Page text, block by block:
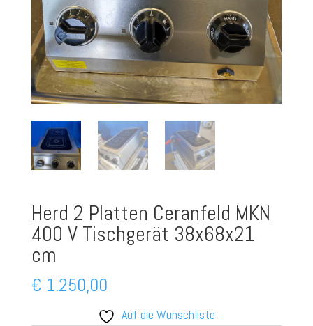
Herd 2 Platten Ceranfeld MKN
400 V Tischgerät 38x68x21
cm
€ 1.250,00
Auf die Wunschliste